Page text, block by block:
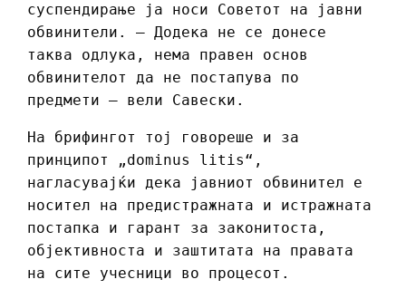
суспендирање ја носи Советот на јавни
обвинители. – Додека не се донесе
таква одлука, нема правен основ
обвинителот да не постапува по
предмети – вели Савески.
На брифингот тој говореше и за
принципот „dominus litis“,
нагласувајќи дека јавниот обвинител е
носител на предистражната и истражната
постапка и гарант за законитоста,
објективноста и заштитата на правата
на сите учесници во процесот.